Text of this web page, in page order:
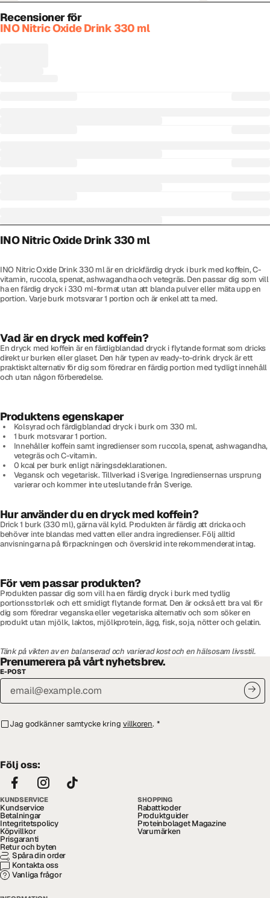
Recensioner för
INO Nitric Oxide Drink 330 ml
INO Nitric Oxide Drink 330 ml
INO Nitric Oxide Drink 330 ml är en drickfärdig dryck i burk med koffein, C-
vitamin, ruccola, spenat, ashwagandha och vetegräs. Den passar dig som vill
ha en färdig dryck i 330 ml-format utan att blanda pulver eller mäta upp en
portion. Varje burk motsvarar 1 portion och är enkel att ta med.
Vad är en dryck med koffein?
En dryck med koffein är en färdigblandad dryck i flytande format som dricks
direkt ur burken eller glaset. Den här typen av ready-to-drink dryck är ett
praktiskt alternativ för dig som föredrar en färdig portion med tydligt innehåll
och utan någon förberedelse.
Produktens egenskaper
Kolsyrad och färdigblandad dryck i burk om 330 ml.
1 burk motsvarar 1 portion.
Innehåller koffein samt ingredienser som ruccola, spenat, ashwagandha,
vetegräs och C-vitamin.
0 kcal per burk enligt näringsdeklarationen.
Vegansk och vegetarisk. Tillverkad i Sverige. Ingrediensernas ursprung
varierar och kommer inte uteslutande från Sverige.
Hur använder du en dryck med koffein?
Drick 1 burk (330 ml), gärna väl kyld. Produkten är färdig att dricka och
behöver inte blandas med vatten eller andra ingredienser. Följ alltid
anvisningarna på förpackningen och överskrid inte rekommenderat intag.
För vem passar produkten?
Produkten passar dig som vill ha en färdig dryck i burk med tydlig
portionsstorlek och ett smidigt flytande format. Den är också ett bra val för
dig som föredrar veganska eller vegetariska alternativ och som söker en
produkt utan mjölk, laktos, mjölkprotein, ägg, fisk, soja, nötter och gelatin.
Tänk på vikten av en balanserad och varierad kost och en hälsosam livsstil.
Prenumerera på vårt nyhetsbrev.
E-POST
Jag godkänner samtycke kring villkoren. *
Följ oss:
KUNDSERVICE
Kundservice
Betalningar
Integritetspolicy
Köpvillkor
Prisgaranti
Retur och byten
Spåra din order
Kontakta oss
Vanliga frågor
SHOPPING
Rabattkoder
Produktguider
Proteinbolaget Magazine
Varumärken